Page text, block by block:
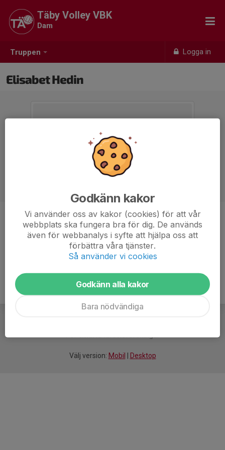
Truppen Logga in
Täby Volley VBK
Dam
Elisabet Hedin
Titel
Assisterande tränare
21 år
Försmartaidrottsföreningar
Välj version: Mobil Desktop
Godkänn kakor
Vi använder oss av kakor (cookies) för att vår
webbplats ska fungera bra för dig. De används
även för webbanalys i syfte att hjälpa oss att
förbättra våra tjänster.
Så använder vi cookies
Godkänn alla kakor
Bara nödvändiga